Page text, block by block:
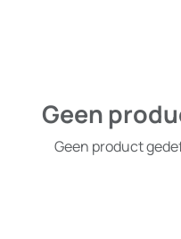
Geen
Geen product